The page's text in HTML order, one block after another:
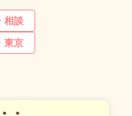
相談
東京